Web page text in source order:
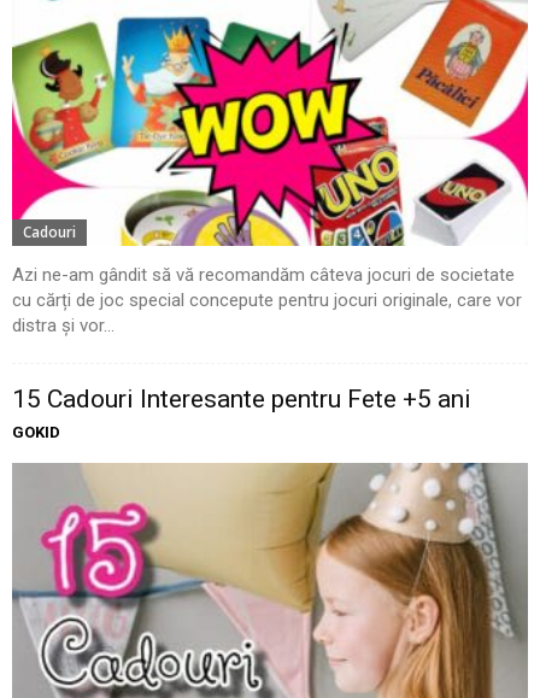
Cadouri
Azi ne-am gândit să vă recomandăm câteva jocuri de societate
cu cărți de joc special concepute pentru jocuri originale, care vor
distra și vor...
15 Cadouri Interesante pentru Fete +5 ani
GOKID